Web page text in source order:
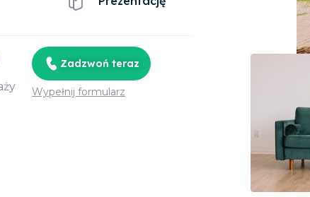
Zadzwoń teraz
Wypełnij formularz